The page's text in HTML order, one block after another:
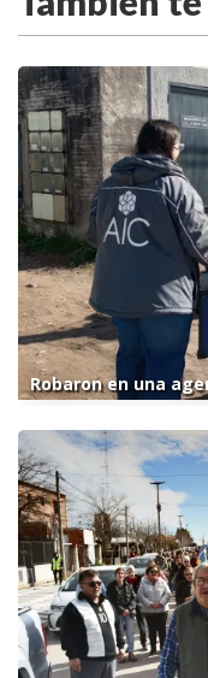
Robaron en una